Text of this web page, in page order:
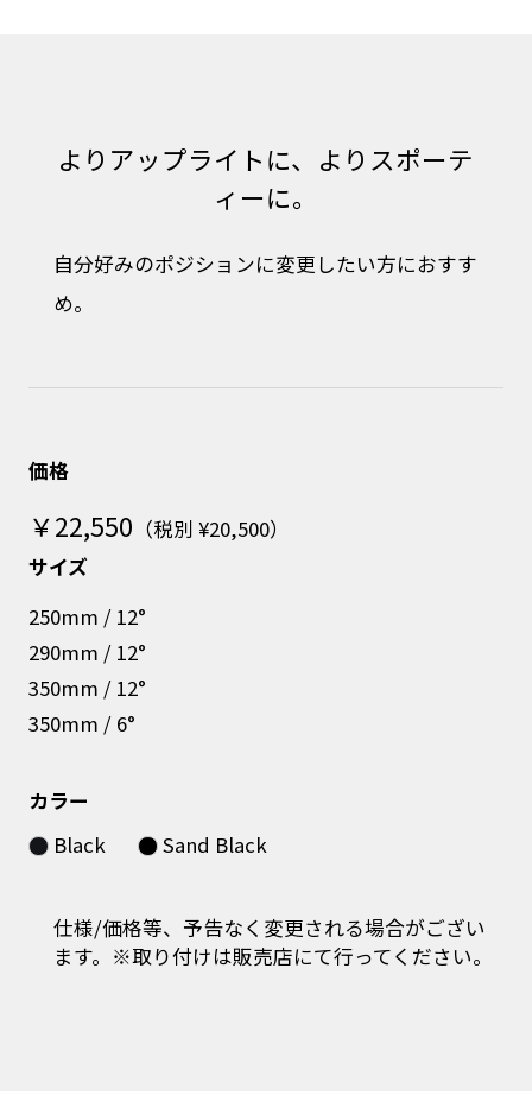
よりアップライトに、よりスポーテ
ィーに。
自分好みのポジションに変更したい方におすす
め。
価格
￥22,550 （税別 ¥20,500）
サイズ
250mm / 12°
290mm / 12°
350mm / 12°
350mm / 6°
カラー
Black
Sand Black
仕様/価格等、予告なく変更される場合がござい
ます。※取り付けは販売店にて行ってください。